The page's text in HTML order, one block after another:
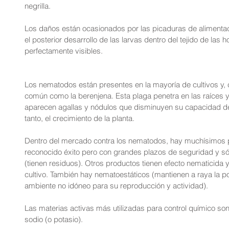
negrilla.
Los daños están ocasionados por las picaduras de
el posterior desarrollo de las larvas dentro del tejido de las
perfectamente visibles.
Los nematodos están presentes en la mayoría de cultivos
común como la berenjena. Esta plaga penetra en las raíces
aparecen agallas y nódulos que disminuyen su capacidad
tanto, el crecimiento de la planta.
Dentro del mercado contra los nematodos, hay
reconocido éxito pero con grandes plazos de seguridad y
(tienen residuos). Otros productos tienen efecto
cultivo. También hay nematoestáticos (mantienen a raya la
ambiente no idóneo para su reproducción y actividad).
Las materias activas más utilizadas para control químico
sodio (o potasio).